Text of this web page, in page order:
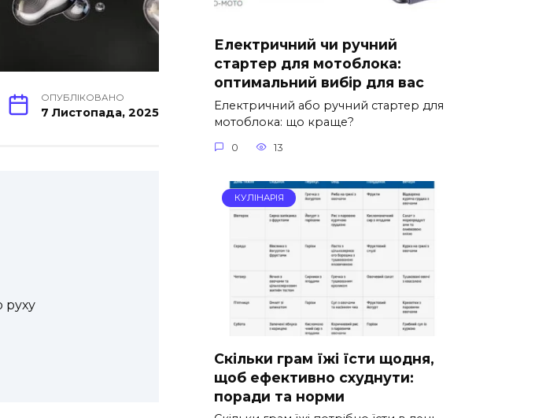
ОПУБЛІКОВАНО
7 Листопада, 2025
руху
Електричний чи ручний
стартер для мотоблока:
оптимальний вибір для вас
Електричний або ручний стартер для
мотоблока: що краще?
0 13
КУЛІНАРІЯ
Скільки грам їжі їсти щодня,
щоб ефективно схуднути:
поради та норми